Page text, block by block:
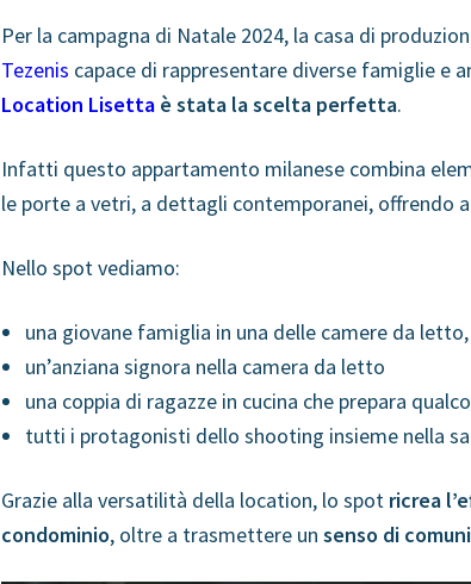
Per la campagna di Natale 2024, la casa di
Tezenis capace di rappresentare diverse famiglie e
Location Lisetta è stata la scelta perfetta.
Infatti questo appartamento milanese combina
le porte a vetri, a dettagli contemporanei, offrendo
Nello spot vediamo:
una giovane famiglia in una delle camere da
un’anziana signora nella camera da letto
una coppia di ragazze in cucina che prepara
tutti i protagonisti dello shooting insieme nella
Grazie alla versatilità della location, lo spot ricrea
condominio, oltre a trasmettere un senso di